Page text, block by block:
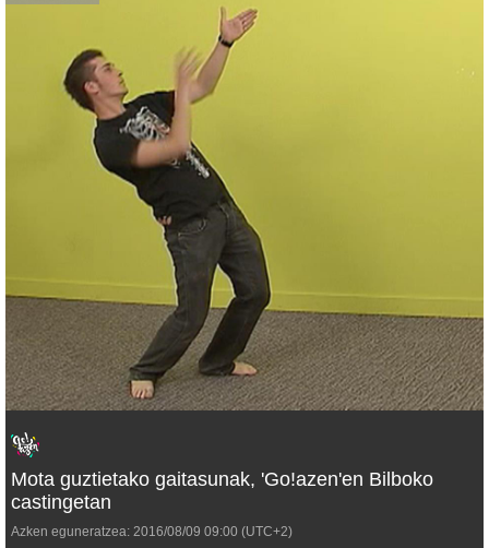
Mota guztietako gaitasunak, 'Go!azen'en Bilboko
castingetan
Azken eguneratzea: 2016/08/09 09:00 (UTC+2)